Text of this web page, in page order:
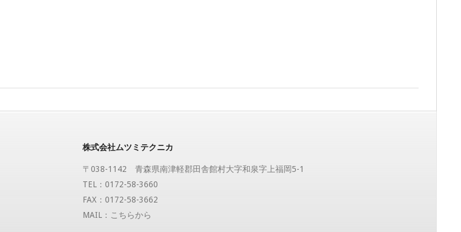
株式会社ムツミテクニカ
〒038-1142 青森県南津軽郡田舎館村大字和泉字上福岡5-1
TEL：0172-58-3660
FAX：0172-58-3662
MAIL： こちらから